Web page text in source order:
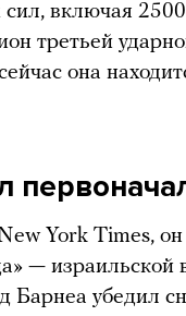
включая
третьей
она
York Times,
— израильской
Барнеа убедил